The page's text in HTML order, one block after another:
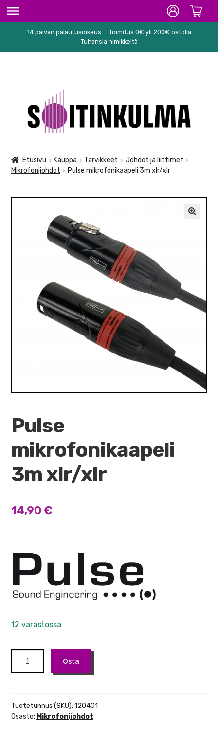
ETUSIVU
KARAOKE
NUOTIT
TARVIKKEET
SEKALAISET
TARJOUKSET
14 päivän palautusoikeus
Toimitus 0€ yli 200€ ostolla
Tuhansia nimikkeitä
navigointiin
sisältöön
Etusivu Kauppa Tarvikkeet
Johdot ja liittimet
Mikrofonijohdot
Pulse mikrofonikaapeli 3m xlr/xlr
Pulse
mikrofonikaapeli
3m xlr/xlr
14,90 €
12 varastossa
määrä
Osta
Tuotetunnus (SKU): 120401
Osasto: Mikrofonijohdot